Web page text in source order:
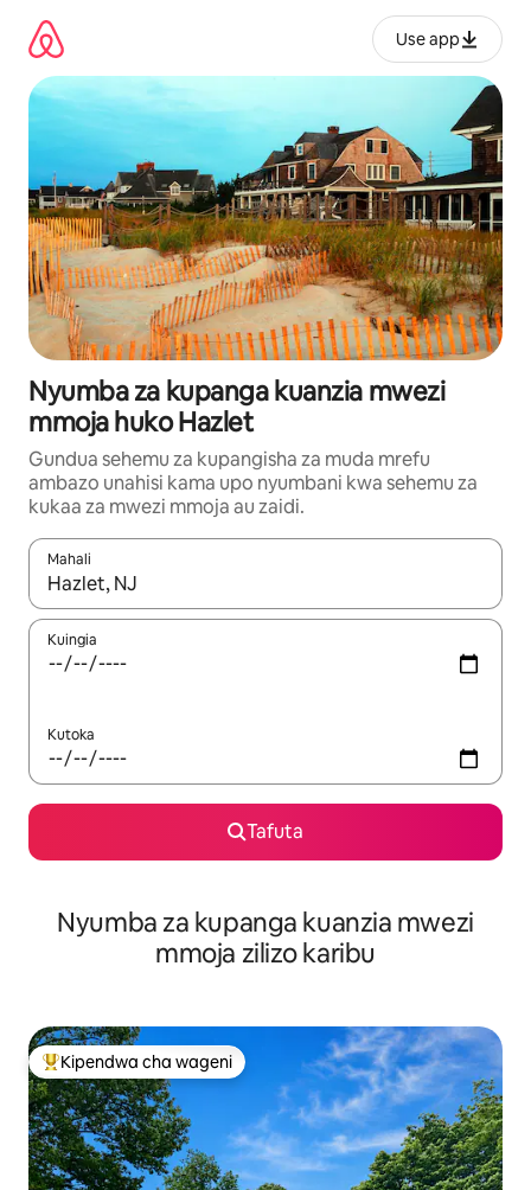
kwenda
kwenye
maudhui
Use app
Nyumba za kupanga kuanzia mwezi
mmoja huko Hazlet
Gundua sehemu za kupangisha za muda mrefu
ambazo unahisi kama upo nyumbani kwa sehemu za
kukaa za mwezi mmoja au zaidi.
Mahali
Wakati matokeo yanapatikana, vinjari kwa kutumia vitufe vya
Kuingia
Kutoka
Tafuta
Nyumba za kupanga kuanzia mwezi
mmoja zilizo karibu
Kipendwa maarufu cha wageni
Kipendwa cha wageni